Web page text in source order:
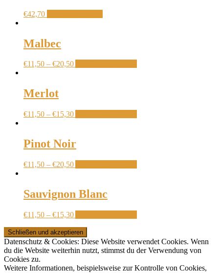
€42,70
Malbec
€11,50 – €20,50
Merlot
€11,50 – €15,30
Pinot Noir
€11,50 – €20,50
Sauvignon Blanc
€11,50 – €15,30
Datenschutz & Cookies: Diese Website verwendet Cookies. Wenn
du die Website weiterhin nutzt, stimmst du der Verwendung von
Cookies zu.
Weitere Informationen, beispielsweise zur Kontrolle von Cookies,